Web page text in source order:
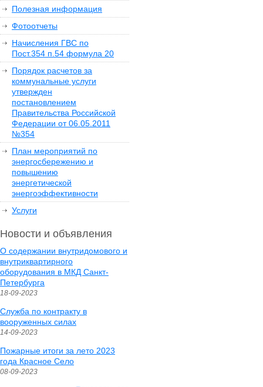
Полезная информация
Фотоотчеты
Начисления ГВС по
Пост.354 п.54 формула 20
Порядок расчетов за
коммунальные услуги
утвержден
постановлением
Правительства Российской
Федерации от 06.05.2011
№354
План мероприятий по
энергосбережению и
повышению
энергетической
энергоэффективности
Услуги
Новости и объявления
О содержании внутридомового и
внутриквартирного
оборудования в МКД Санкт-
Петербурга
18-09-2023
Служба по контракту в
вооруженных силах
14-09-2023
Пожарные итоги за лето 2023
года Красное Село
08-09-2023